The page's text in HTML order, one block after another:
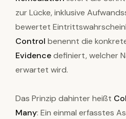
zur Lücke, inklusive
bewertet
Control benennt die
Evidencedefiniert, welcher
erwartet wird.
Das Prinzip dahinter heißt
Many: Ein einmal erfasstes